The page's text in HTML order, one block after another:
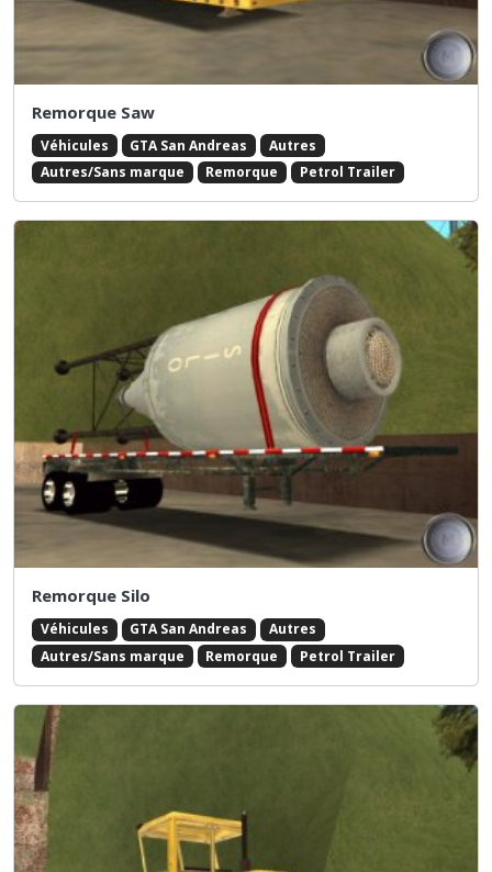
Remorque Saw
Véhicules GTA San Andreas
Autres
Autres/Sans marque
Remorque Petrol Trailer
Remorque Silo
Véhicules GTA San Andreas
Autres
Autres/Sans marque
Remorque Petrol Trailer